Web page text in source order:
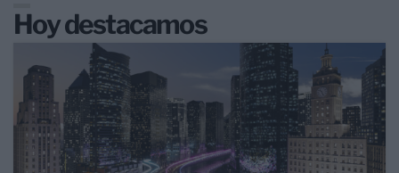
Hoy destacamos